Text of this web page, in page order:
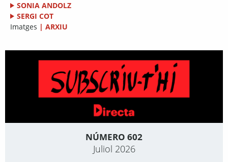
SONIA ANDOLZ
SERGI COT
Imatges | ARXIU
NÚMERO 602
Juliol 2026